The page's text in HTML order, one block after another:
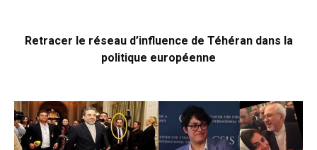
Retracer le réseau d’influence de Téhéran dans la
politique européenne